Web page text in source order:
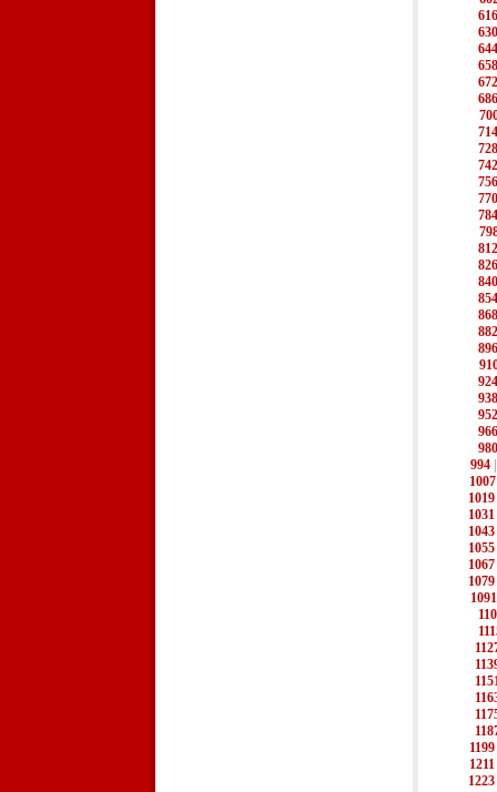
616
630
644
658
672
686
714
728
742
756
770
784
812
826
840
854
868
882
896
924
938
952
966
980
994
1007
1019
1031
1043
1055
1067
1079
1091
1199
1211
1223